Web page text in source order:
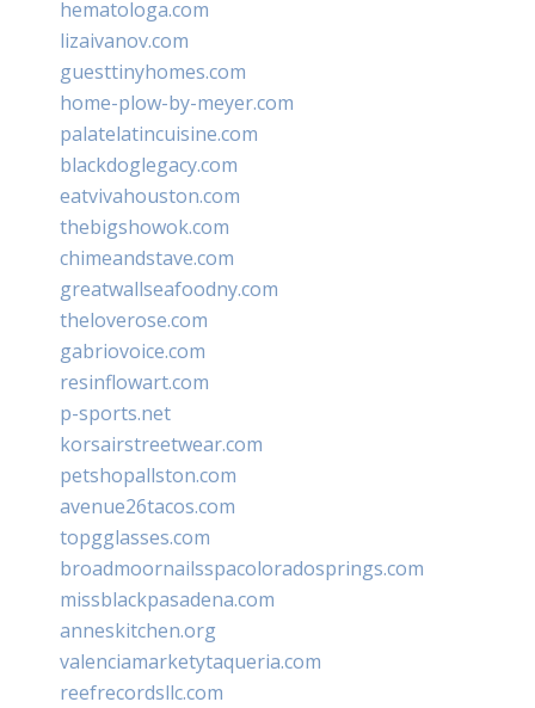
hematologa.com
lizaivanov.com
guesttinyhomes.com
home-plow-by-meyer.com
palatelatincuisine.com
blackdoglegacy.com
eatvivahouston.com
thebigshowok.com
chimeandstave.com
greatwallseafoodny.com
theloverose.com
gabriovoice.com
resinflowart.com
p-sports.net
korsairstreetwear.com
petshopallston.com
avenue26tacos.com
topgglasses.com
broadmoornailsspacoloradosprings.com
missblackpasadena.com
anneskitchen.org
valenciamarketytaqueria.com
reefrecordsllc.com